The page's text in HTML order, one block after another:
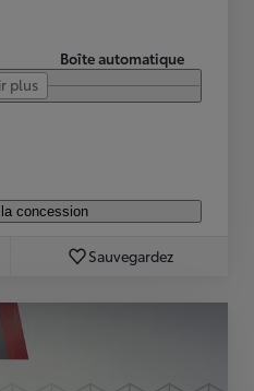
Boîte automatique
plus
concession
Sauvegardez